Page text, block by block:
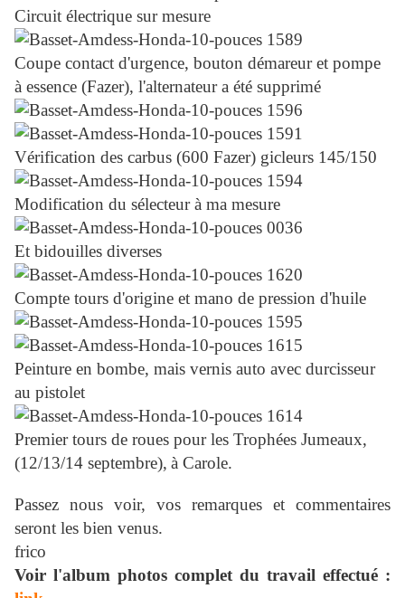
Circuit électrique sur mesure
Coupe contact d'urgence, bouton démareur et pompe
à essence (Fazer), l'alternateur a été supprimé
Vérification des carbus (600 Fazer) gicleurs 145/150
Modification du sélecteur à ma mesure
Et bidouilles diverses
Compte tours d'origine et mano de pression d'huile
Peinture en bombe, mais vernis auto avec durcisseur
au pistolet
Premier tours de roues pour les Trophées Jumeaux,
(12/13/14 septembre), à Carole.
Passez nous voir, vos remarques et commentaires
seront les bien venus.
frico
Voir l'album photos complet du travail effectué :